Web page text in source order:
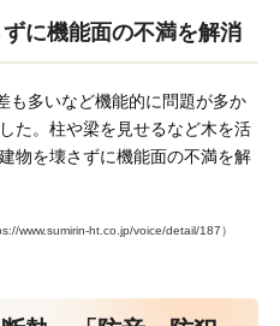
に機能面の不満を解消
も多いなど機能的に問題が多か
た。柱や梁を見せるなど木を活
物を壊さずに機能面の不満を解
www.sumirin-ht.co.jp/voice/detail/187）